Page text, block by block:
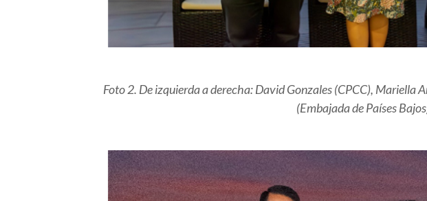
Foto 2. De izquierda a derecha: David Gonzales (CPCC), Mariella
(Embajada de Países